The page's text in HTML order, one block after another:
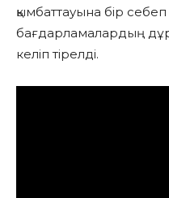
қымбаттауына бір
бағдарламалардың
келіп тірелді.